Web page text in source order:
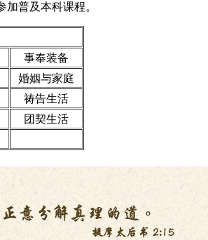
普及本科课程。
事奉装备
婚姻与家庭
祷告生活
团契生活